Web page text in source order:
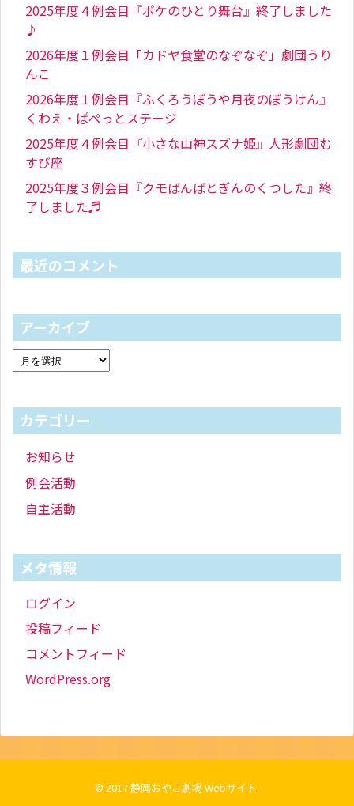
2025年度４例会目『ポケのひとり舞台』終了しました
♪
2026年度１例会目「カドヤ食堂のなぞなぞ」劇団うり
んこ
2026年度１例会目『ふくろうぼうや月夜のぼうけん』
くわえ・ぱぺっとステージ
2025年度４例会目『小さな山神スズナ姫』人形劇団む
すび座
2025年度３例会目『クモばんばとぎんのくつした』終
了しました♬
最近のコメント
アーカイブ
カテゴリー
お知らせ
例会活動
自主活動
メタ情報
ログイン
投稿フィード
コメントフィード
WordPress.org
© 2017静岡おやこ劇場 Webサイト.